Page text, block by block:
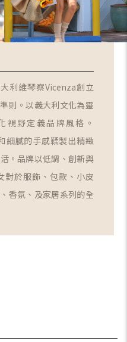
利維琴察Vicenza創立
則。以義大利文化為靈
視野定義品牌風格。
細膩的手感鞣製出精緻
。品牌以低調、創新與
對於服飾、包款、小皮
香氛、及家居系列的全